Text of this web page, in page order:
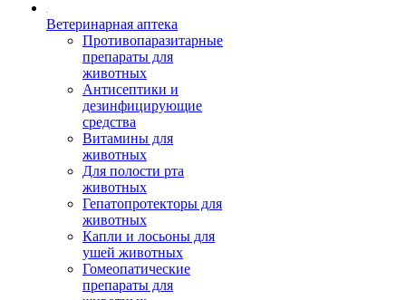
Ветеринарная аптека
Противопаразитарные
препараты для
животных
Антисептики и
дезинфицирующие
средства
Витамины для
животных
Для полости рта
животных
Гепатопротекторы для
животных
Капли и лосьоны для
ушей животных
Гомеопатические
препараты для